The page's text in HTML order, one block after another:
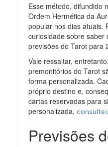
Esse método, difundido
Ordem Hermética da
popular nos dias atuais.
curiosidade sobre
previsões do Tarot para
Vale ressaltar,
premonitórios do Tarot
forma personalizada.
próprio destino e,
cartas reservadas para
personalizada,consulte
Previsões